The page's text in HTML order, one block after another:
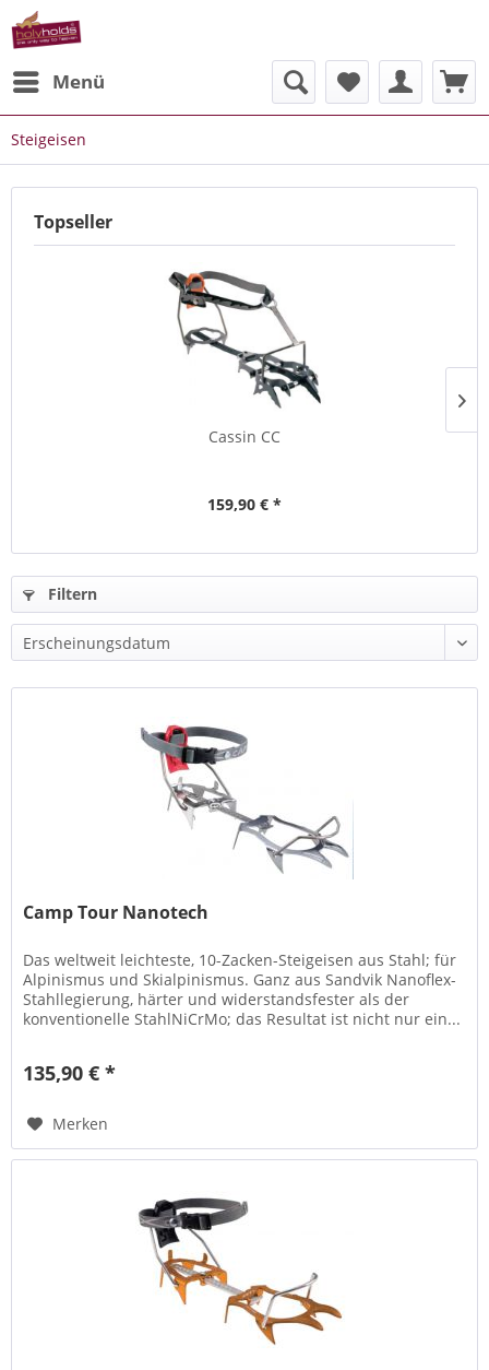
Menü
Steigeisen
Topseller
Cassin CC
159,90 € *
Filtern
Camp Tour Nanotech
Das weltweit leichteste, 10-Zacken-Steigeisen aus Stahl; für
Alpinismus und Skialpinismus. Ganz aus Sandvik Nanoflex-
Stahllegierung, härter und widerstandsfester als der
konventionelle StahlNiCrMo; das Resultat ist nicht nur ein...
135,90 € *
Merken